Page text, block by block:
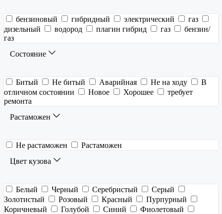
бензиновый гибридный электрический
газ
дизельный
водород плагин гибрид газ
бензин/
газ
Состояние
Битый Не битый Аварийная Не на ходу
В
отличном состоянии
Новое Хорошее
требует
ремонта
Растаможен
Не растаможен
Растаможен
Цвет кузова
Белый Черный Серебристый
Серый
Золотистый
Розовый Красный
Пурпурный
Коричневый
Голубой Синий
Фиолетовый